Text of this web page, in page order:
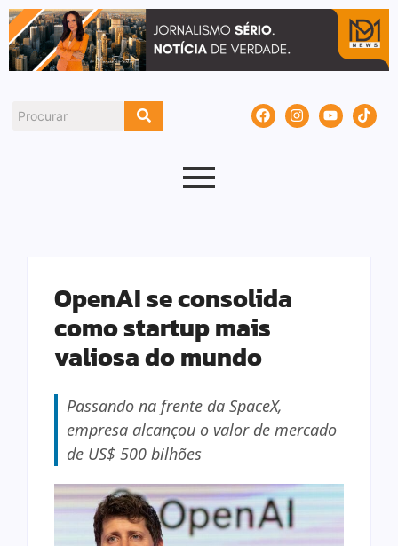
OpenAI se consolida
como startup mais
valiosa do mundo
Passando na frente da SpaceX,
empresa alcançou o valor de mercado
de US$ 500 bilhões